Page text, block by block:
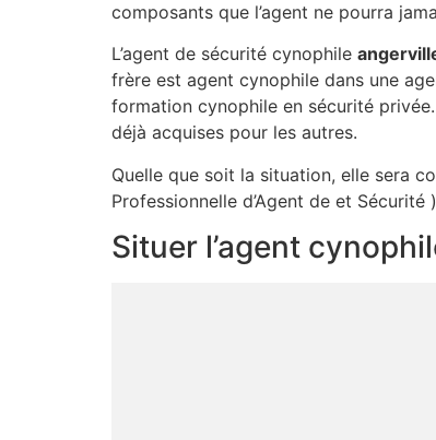
composants que l’agent ne pourra
L’agent de sécurité cynophile
frère est agent cynophile dans une
formation cynophile en sécurité
déjà acquises pour les autres.
Quelle que soit la situation, elle sera
Professionnelle d’Agent de et
Situer l’agent